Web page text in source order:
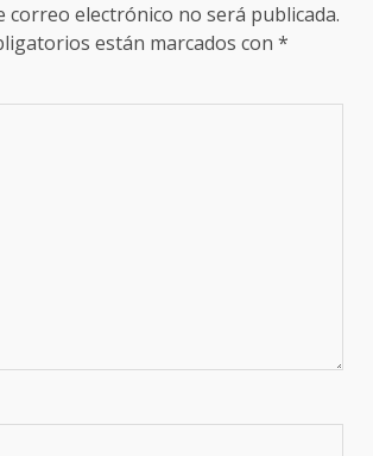
correo electrónico no será publicada.
están marcados con *